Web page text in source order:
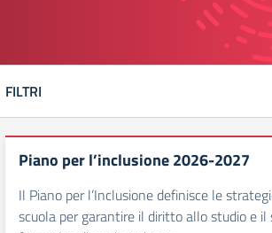
FILTRI
Piano per l’inclusione 2026-2027
Il Piano per l’Inclusione definisce le
scuola per garantire il diritto allo studio e il